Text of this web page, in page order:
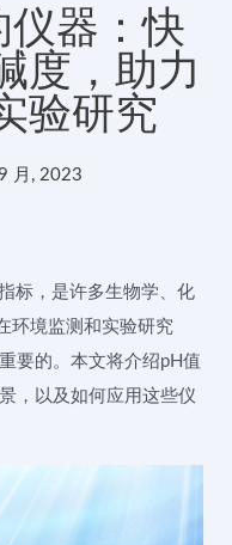
器：快
度，助力
验研究
月, 2023
标，是许多生物学、化
环境监测和实验研究
要的。本文将介绍pH值
，以及如何应用这些仪